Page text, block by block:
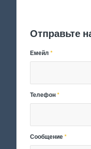
Отправьте
Емейл*
Телефон*
Сообщение*